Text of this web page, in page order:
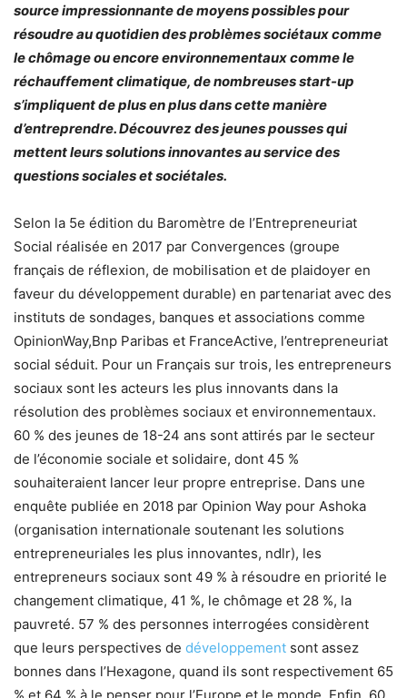
source impressionnante de moyens possibles pour
résoudre au quotidien des problèmes sociétaux comme
le chômage ou encore environnementaux comme le
réchauffement climatique, de nombreuses start-up
s’impliquent de plus en plus dans cette manière
d’entreprendre. Découvrez des jeunes pousses qui
mettent leurs solutions innovantes au service des
questions sociales et sociétales.
Selon la 5e édition du Baromètre de l’Entrepreneuriat
Social réalisée en 2017 par Convergences (groupe
français de réflexion, de mobilisation et de plaidoyer en
faveur du développement durable) en partenariat avec des
instituts de sondages, banques et associations comme
OpinionWay,Bnp Paribas et FranceActive, l’entrepreneuriat
social séduit. Pour un Français sur trois, les entrepreneurs
sociaux sont les acteurs les plus innovants dans la
résolution des problèmes sociaux et environnementaux.
60 % des jeunes de 18-24 ans sont attirés par le secteur
de l’économie sociale et solidaire, dont 45 %
souhaiteraient lancer leur propre entreprise. Dans une
enquête publiée en 2018 par Opinion Way pour Ashoka
(organisation internationale soutenant les solutions
entrepreneuriales les plus innovantes, ndlr), les
entrepreneurs sociaux sont 49 % à résoudre en priorité le
changement climatique, 41 %, le chômage et 28 %, la
pauvreté. 57 % des personnes interrogées considèrent
que leurs perspectives de développement sont assez
bonnes dans l’Hexagone, quand ils sont respectivement 65